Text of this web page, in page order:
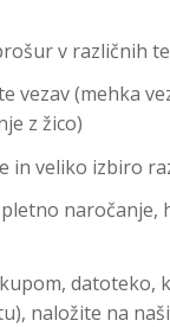
v različnih
vezav (mehka
z žico)
in veliko izbiro
naročanje,
datoteko,
naložite na